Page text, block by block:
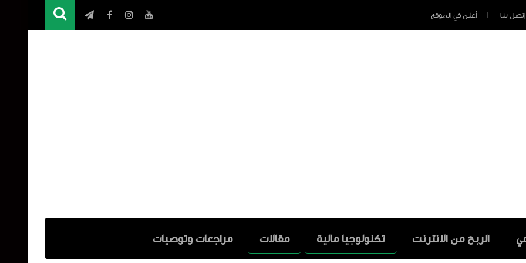
إتصل بنا أعلن في الموقع
الربح من الانترنت تكنولوجيا مالية مقالات مراجعات وتوصيات